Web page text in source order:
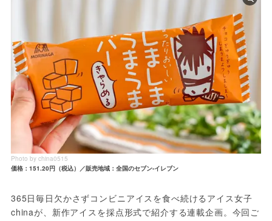
Photo by china0515
価格：151.20円（税込）／販売地域：全国のセブン-イレブン
365日毎日欠かさずコンビニアイスを食べ続けるアイス女子
chinaが、新作アイスを採点形式で紹介する連載企画。今回ご